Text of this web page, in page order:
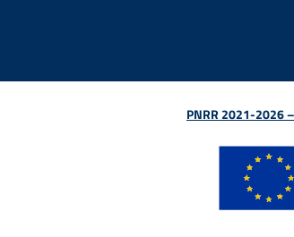
PNRR 2021-2026